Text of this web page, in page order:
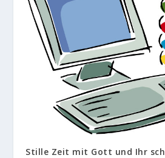
Stille Zeit mit Gott und Ihr